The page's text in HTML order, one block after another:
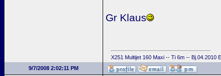
Gr Klaus
X251 Multijet 160 Maxi -- Ti 6m -- Bj.04.2010
9/7/2008 2:02:11 PM